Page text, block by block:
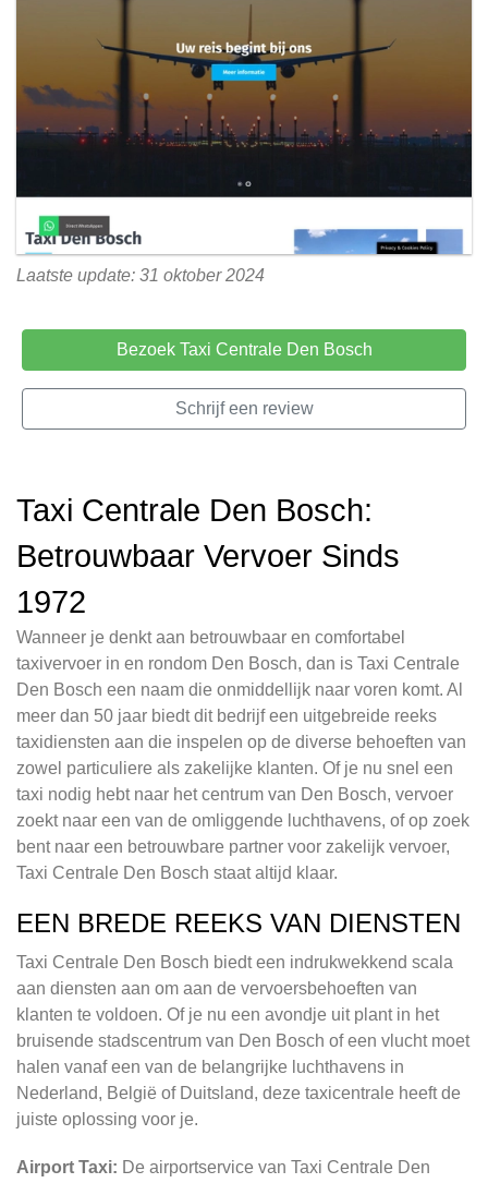
Laatste update: 31 oktober 2024
Bezoek Taxi Centrale Den Bosch
Schrijf een review
Taxi Centrale Den Bosch:
Betrouwbaar Vervoer Sinds
1972
Wanneer je denkt aan betrouwbaar en comfortabel
taxivervoer in en rondom Den Bosch, dan is Taxi Centrale
Den Bosch een naam die onmiddellijk naar voren komt. Al
meer dan 50 jaar biedt dit bedrijf een uitgebreide reeks
taxidiensten aan die inspelen op de diverse behoeften van
zowel particuliere als zakelijke klanten. Of je nu snel een
taxi nodig hebt naar het centrum van Den Bosch, vervoer
zoekt naar een van de omliggende luchthavens, of op zoek
bent naar een betrouwbare partner voor zakelijk vervoer,
Taxi Centrale Den Bosch staat altijd klaar.
EEN BREDE REEKS VAN DIENSTEN
Taxi Centrale Den Bosch biedt een indrukwekkend scala
aan diensten aan om aan de vervoersbehoeften van
klanten te voldoen. Of je nu een avondje uit plant in het
bruisende stadscentrum van Den Bosch of een vlucht moet
halen vanaf een van de belangrijke luchthavens in
Nederland, België of Duitsland, deze taxicentrale heeft de
juiste oplossing voor je.
Airport Taxi: De airportservice van Taxi Centrale Den